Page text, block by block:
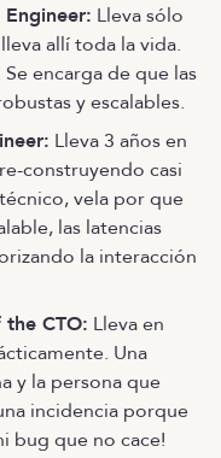
Lleva sólo
allí toda la vida.
encarga de que las
y escalables.
Lleva 3 años en
construyendo casi
vela por que
las latencias
la interacción
CTO: Lleva en
Una
y la persona que
incidencia porque
bug que no cace!